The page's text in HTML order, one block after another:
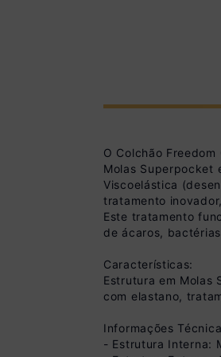
O Colchão
Molas Superpocket
Viscoelástica
tratamento
Este tratamento
de ácaros,
Características:
Estrutura em Molas
com elastano,
Informações
- Estrutura Interna: